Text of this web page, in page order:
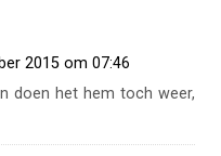
2015 om 07:46
doen het hem toch weer,